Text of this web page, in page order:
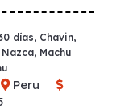
días, Chavin,
Machu
Peru